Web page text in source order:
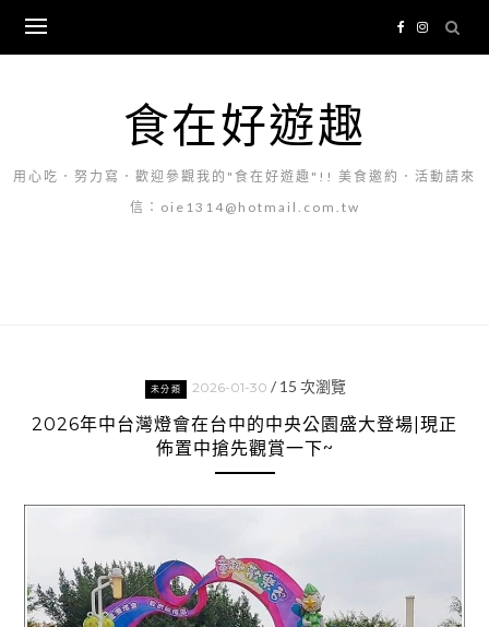
content
食在好遊趣
用心吃．努力寫．歡迎參觀我的"食在好遊趣"!! 美食邀約．活動請來
信：oie1314@hotmail.com.tw
未分類 2026-01-30 / 15 次瀏覽
2026年中台灣燈會在台中的中央公園盛大登場|現正
佈置中搶先觀賞一下~